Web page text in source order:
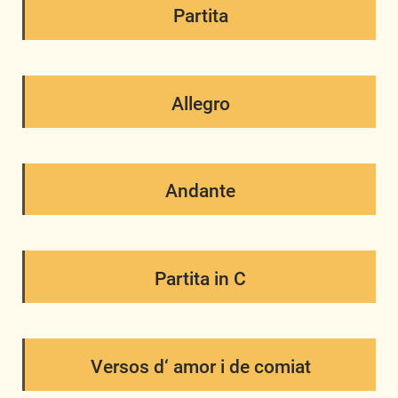
Partita
Allegro
Andante
Partita in C
Versos d‘ amor i de comiat